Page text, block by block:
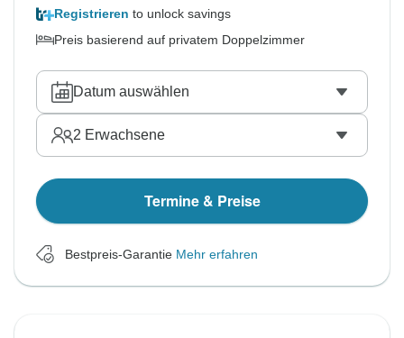
Registrieren to unlock savings
Preis basierend auf privatem Doppelzimmer
Datum auswählen
2 Erwachsene
Termine & Preise
Bestpreis-Garantie Mehr erfahren